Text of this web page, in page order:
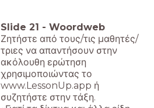
Slide 21 - Woordweb
Ζητήστε από τους/τις μαθητές/
τριες να απαντήσουν στην
ακόλουθη ερώτηση
χρησιμοποιώντας το
www.LessonUp.app ή
συζητήστε στην τάξη.